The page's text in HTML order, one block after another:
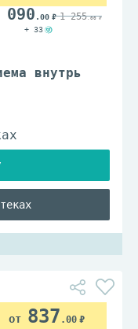
внутрь
090 .00 1 255.00
+ 33
837 .00